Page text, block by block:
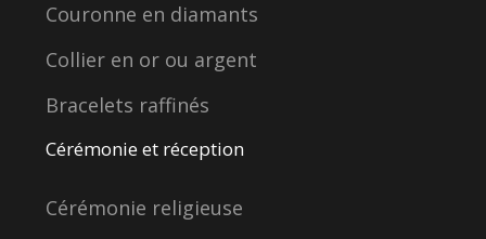
Couronne en diamants
Collier en or ou argent
Bracelets raffinés
Cérémonie et réception
Cérémonie religieuse